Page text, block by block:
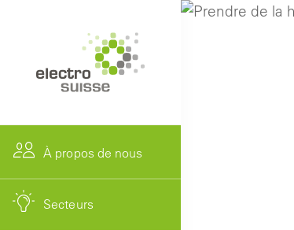
À propos de nous
Secteurs